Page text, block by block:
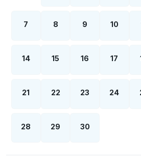
7 8 9 10
14 15 16 17
21 22 23 24
28 29 30